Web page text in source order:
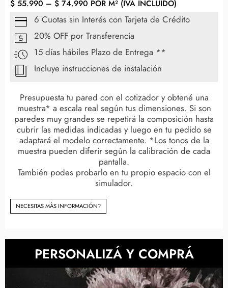
$ 55.990 – $ 74.990 POR M² (IVA INCLUIDO)
6 Cuotas sin Interés con Tarjeta de Crédito
20% OFF por Transferencia
15 días hábiles Plazo de Entrega **
Incluye instrucciones de instalación
Presupuesta tu pared con el cotizador y obtené una
muestra* a escala real según tus dimensiones. Si son
paredes muy grandes se repetirá la composición hasta
cubrir las medidas indicadas y luego en tu pedido se
adaptará el modelo correctamente. *Los tonos de la
muestra pueden diferir según la calibración de cada
pantalla.
También podes probarlo en tu propio espacio con el
simulador.
NECESITAS MÀS INFORMACIÓN?
PERSONALIZÁ Y COMPRÁ